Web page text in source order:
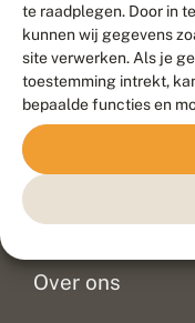
te raadplegen. Door in
kunnen wij gegevens
site verwerken. Als je
toestemming intrekt,
bepaalde functies en
Contact
Veelgestelde
Doneer
Over ons
Meld
©
Duurzaam